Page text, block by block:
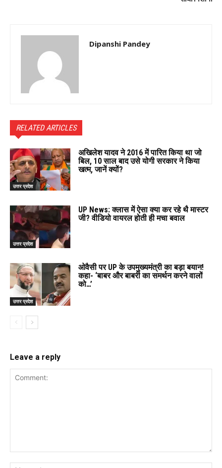
Dipanshi Pandey
RELATED ARTICLES
उत्तर प्रदेश
अखिलेश यादव ने 2016 में पारित किया था जो
बिल, 10 साल बाद उसे योगी सरकार ने किया
खत्म, जानें क्यों?
उत्तर प्रदेश
UP News: क्लास में ऐसा क्या कर रहे थै मास्टर
जी? वीडियो वायरल होती ही मचा बवाल
उत्तर प्रदेश
ओवैसी पर UP के उपमुख्यमंत्री का बड़ा बयान!
कहा- ‘बाबर और बाबरी का समर्थन करने वालों
को…’
Leave a reply